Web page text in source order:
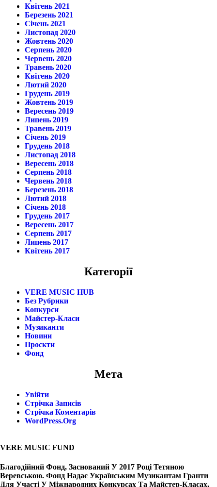
Квітень 2021
Березень 2021
Січень 2021
Листопад 2020
Жовтень 2020
Серпень 2020
Червень 2020
Травень 2020
Квітень 2020
Лютий 2020
Грудень 2019
Жовтень 2019
Вересень 2019
Липень 2019
Травень 2019
Січень 2019
Грудень 2018
Листопад 2018
Вересень 2018
Серпень 2018
Червень 2018
Березень 2018
Лютий 2018
Січень 2018
Грудень 2017
Вересень 2017
Серпень 2017
Липень 2017
Квітень 2017
Категорії
VERE MUSIC HUB
Без Рубрики
Конкурси
Майстер-Класи
Музиканти
Новини
Проєкти
Фонд
Мета
Увійти
Стрічка Записів
Стрічка Коментарів
WordPress.org
VERE MUSIC FUND
Благодійний Фонд, Заснований У 2017 Році Тетяною
Веревською. Фонд Надає Українським Музикантам Гранти
Для Участі У Міжнародних Конкурсах Та Майстер-Класах,